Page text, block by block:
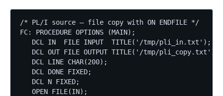
/* PL/I source — file copy with ON ENDFILE */
FC: PROCEDURE OPTIONS (MAIN);
   DCL IN  FILE INPUT  TITLE('/tmp/pli_in.txt');
   DCL OUT FILE OUTPUT TITLE('/tmp/pli_copy.txt');
   DCL LINE CHAR(200);
   DCL DONE FIXED;
   DCL N FIXED;
   OPEN FILE(IN);